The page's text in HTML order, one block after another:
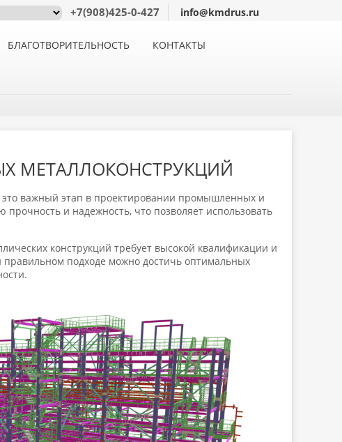
+7(908)425-0-427 info@kmdrus.ru
БЛАГОТВОРИТЕЛЬНОСТЬ КОНТАКТЫ
МЕТАЛЛОКОНСТРУКЦИЙ
это важный этап в проектировании промышленных и
и надежность, что позволяет использовать
конструкций требует высокой квалификации и
подходе можно достичь оптимальных